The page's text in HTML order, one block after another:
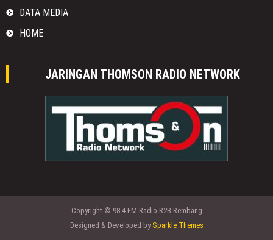
DATA MEDIA
HOME
JARINGAN THOMSON RADIO NETWORK
Copyright © 98.4 FM Radio R2B Rembang
Designed & Developed by Sparkle Themes